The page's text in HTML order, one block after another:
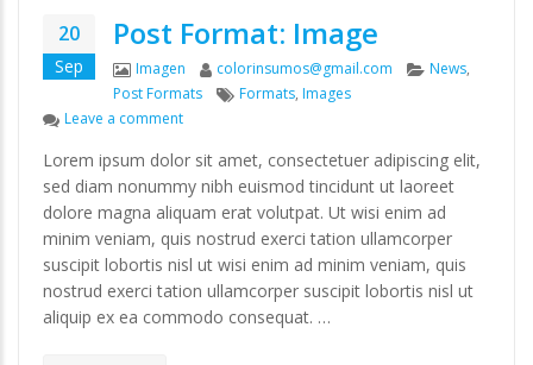
20
Sep
Post Format: Image
Format
Imagen Author
colorinsumos@gmail.com Categories
News,
Post Formats
Tags
Formats, Images
Leave a commenton Post Format: Image
Lorem ipsum dolor sit amet, consectetuer adipiscing elit,
sed diam nonummy nibh euismod tincidunt ut laoreet
dolore magna aliquam erat volutpat. Ut wisi enim ad
minim veniam, quis nostrud exerci tation ullamcorper
suscipit lobortis nisl ut wisi enim ad minim veniam, quis
nostrud exerci tation ullamcorper suscipit lobortis nisl ut
aliquip ex ea commodo consequat. …